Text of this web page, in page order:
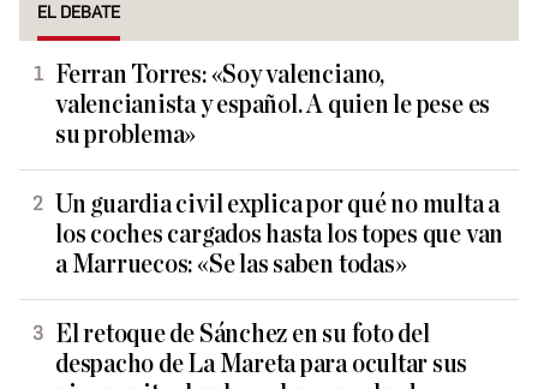
EL DEBATE
Ferran Torres: «Soy valenciano,
valencianista y español. A quien le pese es
su problema»
Un guardia civil explica por qué no multa a
los coches cargados hasta los topes que van
a Marruecos: «Se las saben todas»
El retoque de Sánchez en su foto del
despacho de La Mareta para ocultar sus